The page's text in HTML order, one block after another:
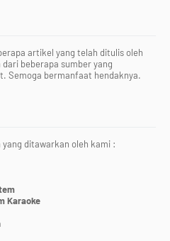
artikel yang telah ditulis oleh
dari beberapa sumber yang
Semoga bermanfaat hendaknya.
ditawarkan oleh kami :
Karaoke